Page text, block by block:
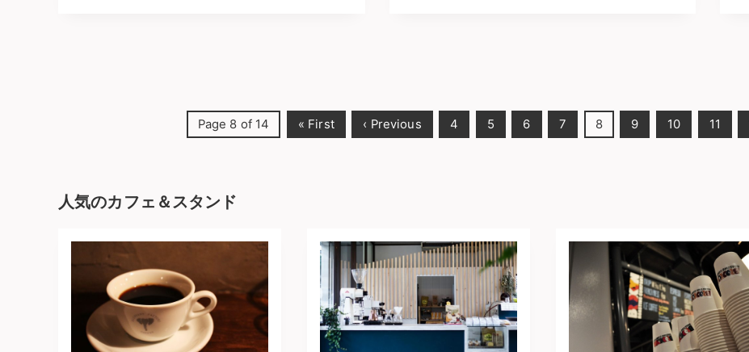
Page 8 of 14 « First ‹ Previous 4 5 6 7 8 9 10 11
人気のカフェ＆スタンド